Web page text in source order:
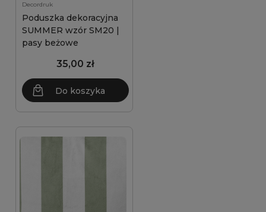
Decordruk
Poduszka dekoracyjna
SUMMER wzór SM20 |
pasy beżowe
35,00 zł
Do koszyka